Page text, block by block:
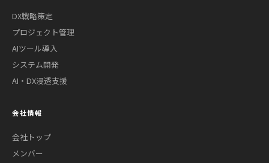
DX戦略策定
プロジェクト管理
AIツール導入
システム開発
AI・DX浸透支援
会社情報
会社トップ
メンバー